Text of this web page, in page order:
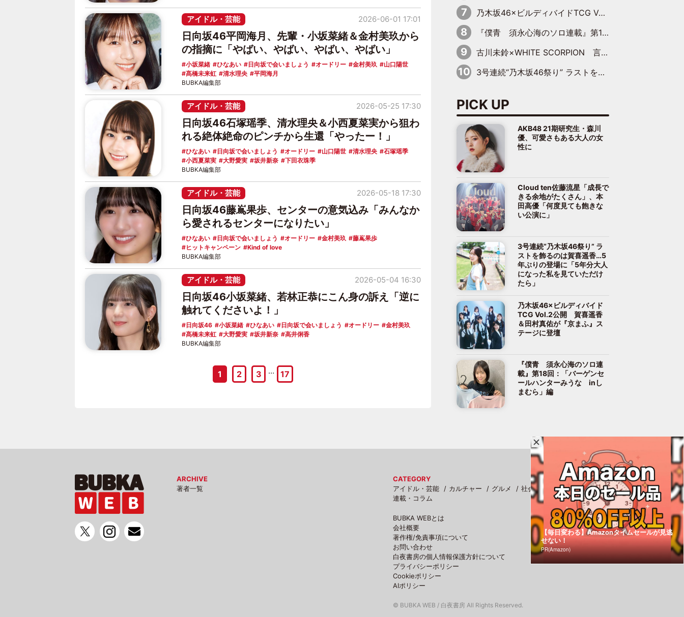
アイドル・芸能
日向坂46平岡海月、先輩・小坂菜緒＆金村美玖から
の指摘に「やばい、やばい、やばい、やばい」
小坂菜緒 ひなあい 日向坂で会いましょう オードリー 金村美玖
山口陽世
髙橋未来虹
清水理央 平岡海月
2026-06-01 17:01
BUBKA編集部
アイドル・芸能
日向坂46石塚瑶季、清水理央＆小西夏菜実から狙わ
れる絶体絶命のピンチから生還「やったー！」
ひなあい 日向坂で会いましょう オードリー 山口陽世 清水理央
石塚瑶季
小西夏菜実
大野愛実 坂井新奈 下田衣珠季
2026-05-25 17:30
BUBKA編集部
アイドル・芸能
日向坂46藤嶌果歩、センターの意気込み「みんなか
ら愛されるセンターになりたい」
ひなあい 日向坂で会いましょう オードリー 金村美玖
藤嶌果歩
ヒットキャンペーン
Kind of love
2026-05-18 17:30
BUBKA編集部
アイドル・芸能
日向坂46小坂菜緒、若林正恭にこん身の訴え「逆に
触れてくださいよ！」
日向坂46 小坂菜緒 ひなあい 日向坂で会いましょう オードリー
金村美玖
髙橋未来虹
大野愛実 坂井新奈 高井俐香
2026-05-04 16:30
BUBKA編集部
1 2 3 … 17
乃木坂46×ビルディバイドTCG Vol.2公開 賀喜遥香＆田村真佑が『京まふ』ステージに登壇
『僕青 須永心海のソロ連載』第18回：「バーゲンセールハンターみうな inしまむら」編
古川未鈴×WHITE SCORPION 言葉が背中を押した“それぞれの決意”
3号連続“乃木坂46祭り” ラストを飾るのは賀喜遥香…5年ぶりの登場に「5年分大人になった私を見ていただけたら」
PICK UP
AKB48 21期研究生・森川
優、可愛さもある大人の女
性に
Cloud ten佐藤流星「成長で
きる余地がたくさん」、本
田高優「何度見ても飽きな
い公演に」
3号連続“乃木坂46祭り” ラ
ストを飾るのは賀喜遥香…5
年ぶりの登場に「5年分大人
になった私を見ていただけ
たら」
乃木坂46×ビルディバイド
TCG Vol.2公開 賀喜遥香
＆田村真佑が『京まふ』ス
テージに登壇
『僕青 須永心海のソロ連
載』第18回：「バーゲンセ
ールハンターみうな inし
まむら」編
ARCHIVE
著者一覧
CATEGORY
アイドル・芸能
カルチャー グルメ 社会
スポーツ
連載・コラム
BUBKA WEBとは
会社概要
著作権/免責事項について
お問い合わせ
白夜書房の個人情報保護方針について
プライバシーポリシー
Cookieポリシー
AIポリシー
© BUBKA WEB / 白夜書房 All Rights Reserved.
【毎日変わる】Amazonタイムセールが見逃
せない！
PR(Amazon)